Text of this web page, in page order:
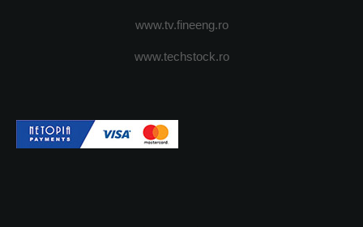
www.tv.fineeng.ro
www.techstock.ro